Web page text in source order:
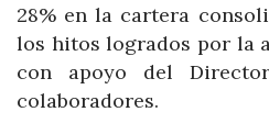
28% en la cartera
los hitos logrados por la
con apoyo del
colaboradores.